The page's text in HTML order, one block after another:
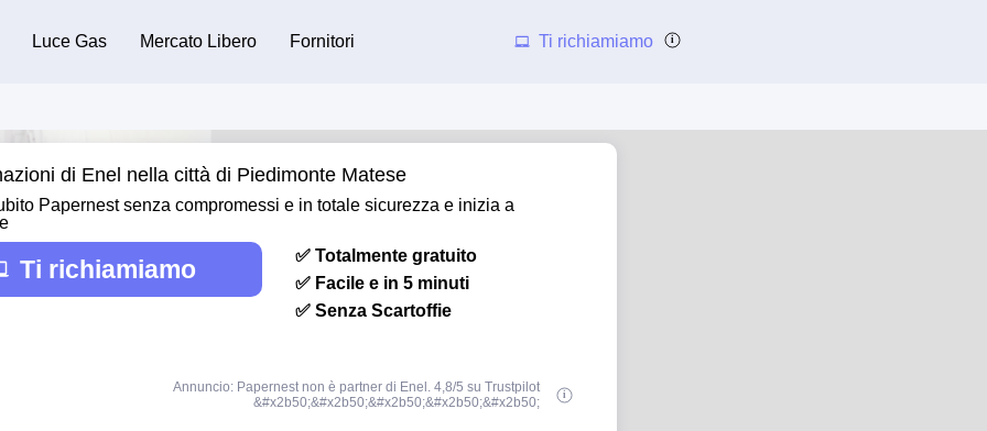
Luce Gas Mercato Libero Fornitori Ti richiamiamo
di Enel nella città di Piedimonte Matese
Papernest senza compromessi e in totale sicurezza e inizia a
Ti richiamiamo
✅ Totalmente gratuito
✅ Facile e in 5 minuti
✅ Senza Scartoffie
Annuncio: Papernest non è partner di Enel. 4,8/5 su Trustpilot
&#x2b50;&#x2b50;&#x2b50;&#x2b50;&#x2b50;